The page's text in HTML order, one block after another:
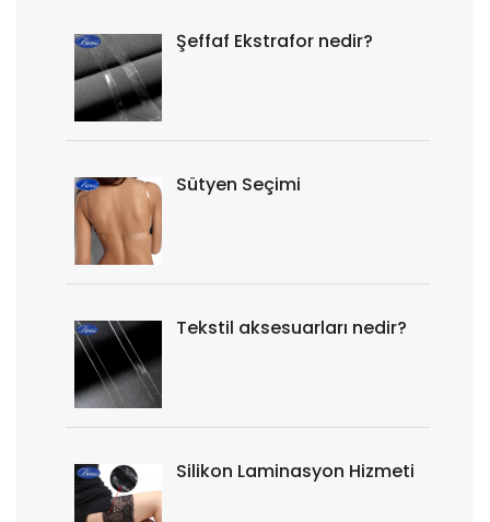
Şeffaf Ekstrafor nedir?
Sütyen Seçimi
Tekstil aksesuarları nedir?
Silikon Laminasyon Hizmeti